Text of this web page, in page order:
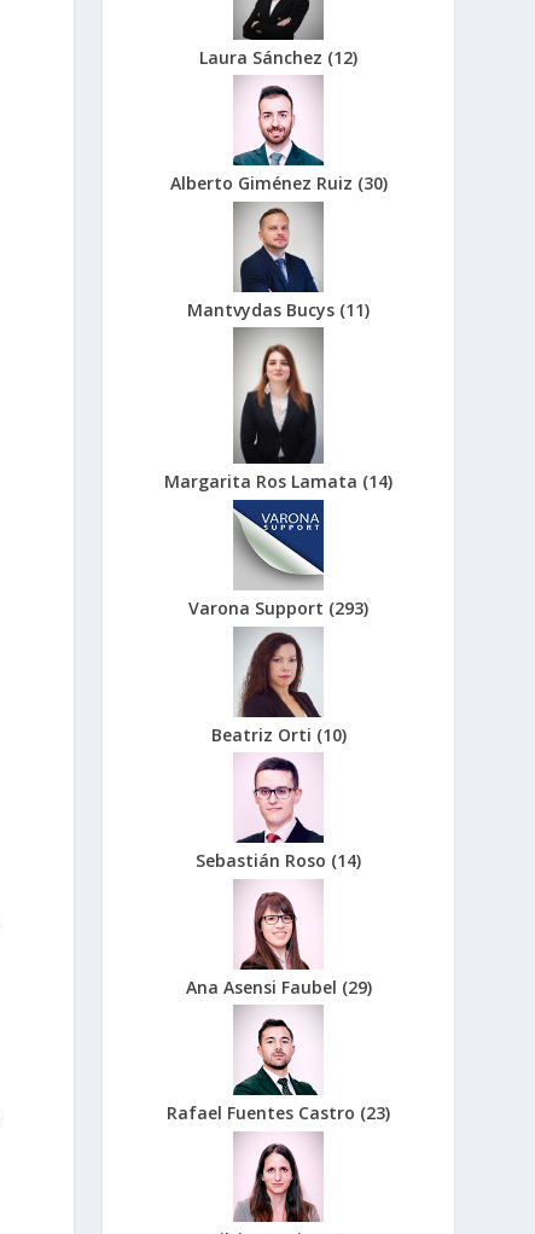
Laura Sánchez (12)
Alberto Giménez Ruiz (30)
Mantvydas Bucys (11)
Margarita Ros Lamata (14)
Varona Support (293)
Beatriz Orti (10)
Sebastián Roso (14)
Ana Asensi Faubel (29)
Rafael Fuentes Castro (23)